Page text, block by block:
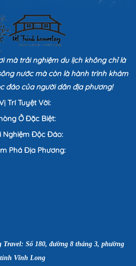
mà trải nghiệm du lịch không chỉ là
nước mà còn là hành trình khám
đáo của người dân địa phương!
Trí Tuyệt Vời:
Ở Đặc Biệt:
Nghiệm Độc Đáo:
Phá Địa Phương:
Số 180, đường 8 tháng 3, phường
Vĩnh Long